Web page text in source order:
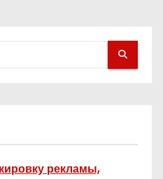
рекламы,